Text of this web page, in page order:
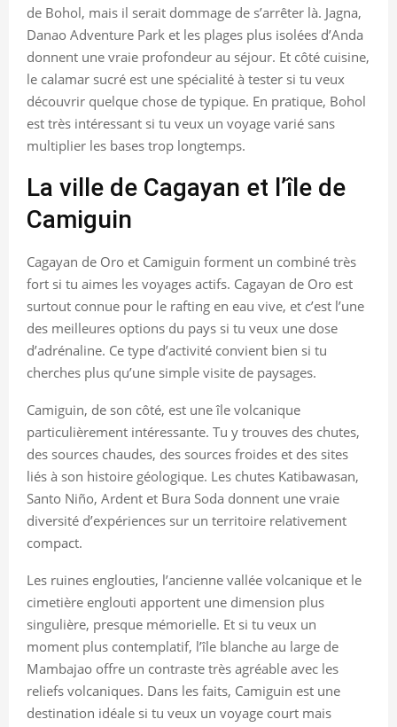
de Bohol, mais il serait dommage de s’arrêter là. Jagna,
Danao Adventure Park et les plages plus isolées d’Anda
donnent une vraie profondeur au séjour. Et côté cuisine,
le calamar sucré est une spécialité à tester si tu veux
découvrir quelque chose de typique. En pratique, Bohol
est très intéressant si tu veux un voyage varié sans
multiplier les bases trop longtemps.
La ville de Cagayan et l’île de
Camiguin
Cagayan de Oro et Camiguin forment un combiné très
fort si tu aimes les voyages actifs. Cagayan de Oro est
surtout connue pour le rafting en eau vive, et c’est l’une
des meilleures options du pays si tu veux une dose
d’adrénaline. Ce type d’activité convient bien si tu
cherches plus qu’une simple visite de paysages.
Camiguin, de son côté, est une île volcanique
particulièrement intéressante. Tu y trouves des chutes,
des sources chaudes, des sources froides et des sites
liés à son histoire géologique. Les chutes Katibawasan,
Santo Niño, Ardent et Bura Soda donnent une vraie
diversité d’expériences sur un territoire relativement
compact.
Les ruines englouties, l’ancienne vallée volcanique et le
cimetière englouti apportent une dimension plus
singulière, presque mémorielle. Et si tu veux un
moment plus contemplatif, l’île blanche au large de
Mambajao offre un contraste très agréable avec les
reliefs volcaniques. Dans les faits, Camiguin est une
destination idéale si tu veux un voyage court mais